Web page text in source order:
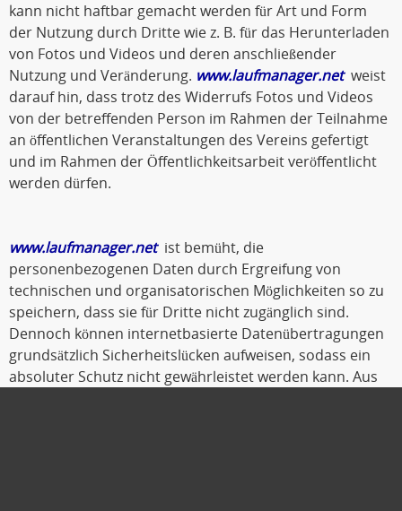
kann nicht haftbar gemacht werden für Art und Form
der Nutzung durch Dritte wie z. B. für das Herunterladen
von Fotos und Videos und deren anschließender
Nutzung und Veränderung. www.laufmanager.netweist
darauf hin, dass trotz des Widerrufs Fotos und Videos
von der betreffenden Person im Rahmen der Teilnahme
an öffentlichen Veranstaltungen des Vereins gefertigt
und im Rahmen der Öffentlichkeitsarbeit veröffentlicht
werden dürfen.
www.laufmanager.netist bemüht, die
personenbezogenen Daten durch Ergreifung von
technischen und organisatorischen Möglichkeiten so zu
speichern, dass sie für Dritte nicht zugänglich sind.
Dennoch können internetbasierte Datenübertragungen
grundsätzlich Sicherheitslücken aufweisen, sodass ein
absoluter Schutz nicht gewährleistet werden kann. Aus